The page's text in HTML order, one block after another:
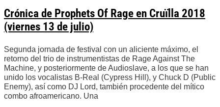
Crónica de Prophets Of Rage en Cruïlla 2018
(viernes 13 de julio)
Segunda jornada de festival con un aliciente máximo, el
retorno del trio de instrumentistas de Rage Against The
Machine, y posteriormente de Audioslave, a los que se han
unido los vocalistas B-Real (Cypress Hill), y Chuck D (Public
Enemy), así como DJ Lord, también procedente del mítico
combo afroamericano. Una